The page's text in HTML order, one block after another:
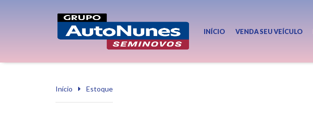
INÍCIO VENDA SEU VEÍCULO
Início Estoque